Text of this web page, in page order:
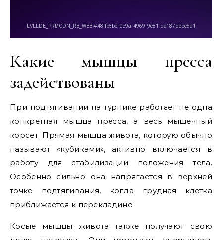
Какие мышцы пресса
задействованы
При подтягивании на турнике работает не одна
конкретная мышца пресса, а весь мышечный
корсет. Прямая мышца живота, которую обычно
называют «кубиками», активно включается в
работу для стабилизации положения тела.
Особенно сильно она напрягается в верхней
точке подтягивания, когда грудная клетка
приближается к перекладине.
Косые мышцы живота также получают свою